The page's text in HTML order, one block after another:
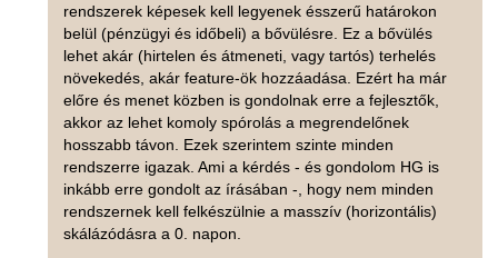
rendszerek képesek kell legyenek ésszerű határokon
belül (pénzügyi és időbeli) a bővülésre. Ez a bővülés
lehet akár (hirtelen és átmeneti, vagy tartós) terhelés
növekedés, akár feature-ök hozzáadása. Ezért ha már
előre és menet közben is gondolnak erre a fejlesztők,
akkor az lehet komoly spórolás a megrendelőnek
hosszabb távon. Ezek szerintem szinte minden
rendszerre igazak. Ami a kérdés - és gondolom HG is
inkább erre gondolt az írásában -, hogy nem minden
rendszernek kell felkészülnie a masszív (horizontális)
skálázódásra a 0. napon.